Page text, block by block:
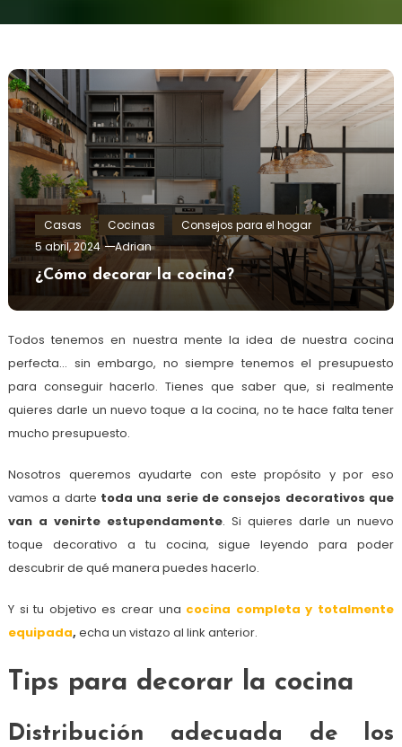
Casas Cocinas
Consejos para el hogar
5 abril, 2024
Adrian
¿Cómo decorar la cocina?
Todos tenemos en nuestra mente la idea de nuestra cocina
perfecta… sin embargo, no siempre tenemos el presupuesto
para conseguir hacerlo. Tienes que saber que, si realmente
quieres darle un nuevo toque a la cocina, no te hace falta tener
mucho presupuesto.
Nosotros queremos ayudarte con este propósito y por eso
vamos a darte toda una serie de consejos decorativos que
van a venirte estupendamente. Si quieres darle un nuevo
toque decorativo a tu cocina, sigue leyendo para poder
descubrir de qué manera puedes hacerlo.
Y si tu objetivo es crear una cocina completa y totalmente
equipada, echa un vistazo al link anterior.
Tips para decorar la cocina
Distribución adecuada de los